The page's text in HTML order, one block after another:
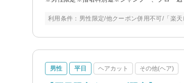
利用条件：男性限定/他クーポン併用不可/「楽
男性 平日 ヘアカット その他(ヘア)